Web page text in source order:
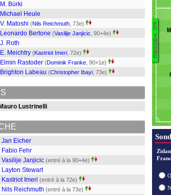
M. Bürki
Michael Heule
V. Matoshi (Nils Reichmuth , 73e)
Leonardo Bertone (Vasilije Janjicic , 90+4e)
J. Roth
E. Meichtry (Kastriot Imeri , 72e)
Elmin Rastoder (Dominik Franke , 90+1e)
Brighton Labeau (Christopher Ibayi , 73e)
Mauro Lustrinelli
Jan Eicher
Fabio Fehr
Vasilije Janjicic (entré à la 90+4e)
Layton Stewart
Kastriot Imeri (entré à la 72e)
Nils Reichmuth (entré à la 73e)
F
C
T
H
O
U
N
E